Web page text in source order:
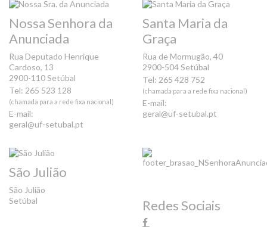
Nossa Senhora da
Anunciada
Rua Deputado Henrique
Cardoso, 13
2900-110 Setúbal
Tel: 265 523 128
(chamada para a rede fixa nacional)
E-mail:
geral@uf-setubal.pt
Santa Maria da
Graça
Rua de Mormugão, 40
2900-504 Setúbal
Tel: 265 428 752
(chamada para a rede fixa nacional)
E-mail:
geral@uf-setubal.pt
São Julião
São Julião
Setúbal
Redes Sociais